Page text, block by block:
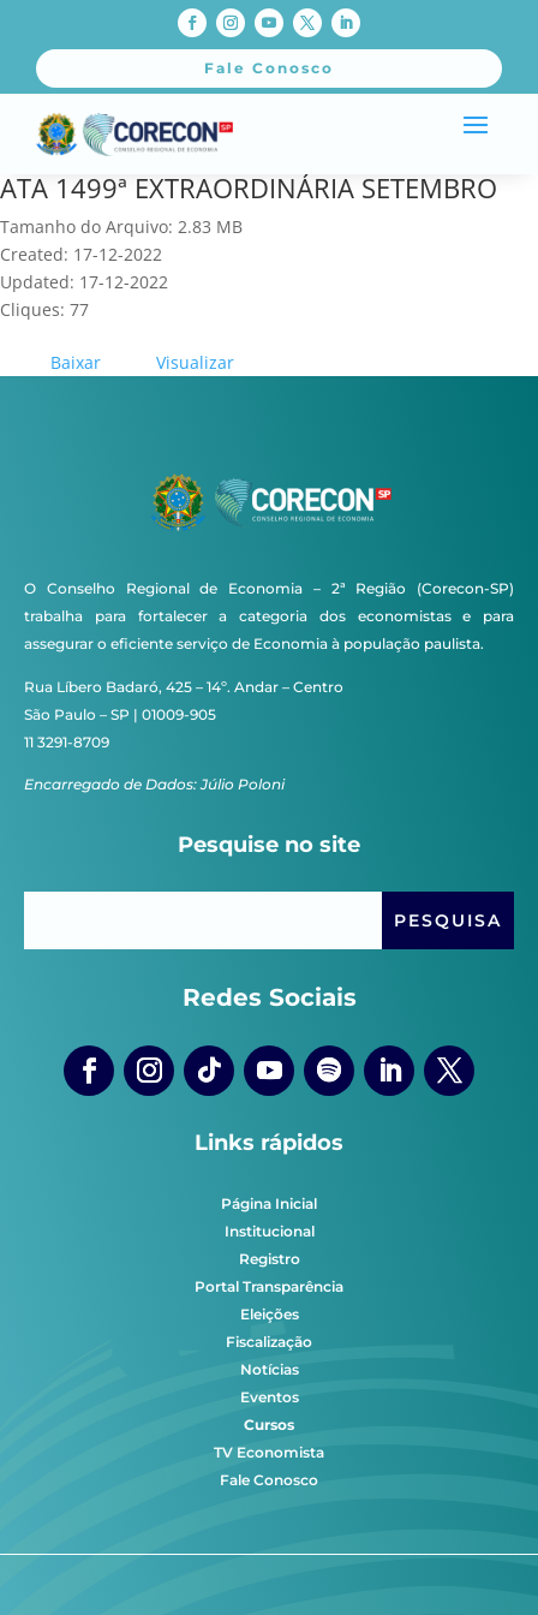
Fale Conosco
ATA 1499ª EXTRAORDINÁRIA SETEMBRO
Tamanho do Arquivo: 2.83 MB
Created: 17-12-2022
Updated: 17-12-2022
Cliques: 77
Baixar Visualizar
O Conselho Regional de Economia – 2ª Região (Corecon-SP)
trabalha para fortalecer a categoria dos economistas e para
assegurar o eficiente serviço de Economia à população paulista.
Rua Líbero Badaró, 425 – 14º. Andar – Centro
São Paulo – SP | 01009-905
11 3291-8709
Encarregado de Dados: Júlio Poloni
Pesquise no site
Redes Sociais
Links rápidos
Página Inicial
Institucional
Registro
Portal Transparência
Eleições
Fiscalização
Notícias
Eventos
Cursos
TV Economista
Fale Conosco